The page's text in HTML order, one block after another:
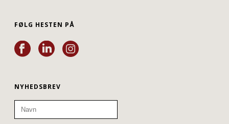
FØLG HESTEN PÅ
NYHEDSBREV